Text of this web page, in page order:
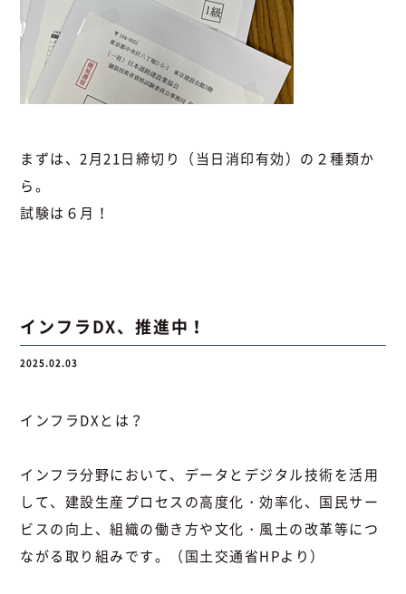
まずは、2月21日締切り（当日消印有効）の２種類か
ら。
試験は６月！
インフラDX、推進中！
2025.02.03
インフラDXとは？
インフラ分野において、データとデジタル技術を活用
して、建設生産プロセスの高度化・効率化、国民サー
ビスの向上、組織の働き方や文化・風土の改革等につ
ながる取り組みです。（国土交通省HPより）